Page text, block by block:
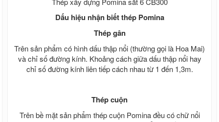
Giá tấm xi măng cemboard Thái Lan
Báo giá thi công tấm Cemboard TPHCM
Giá tấm xi măng Cemboard Duraflex
1m22* 2m44, 1m* 2m
Tấm cemboard Việt Nam
Giá tấm xi măng Thái Lan SCG nhập
Sale Tấm cemboard Thái Lan SCG
Dấu hiệu nhận biết thép Pomina
Thép gân
Trên sản phẩm có hình dấu thập nổi (thường gọi là Hoa Mai)
và chỉ số đường kính. Khoảng cách giữa dấu thập nổi hay
chỉ số đường kính liên tiếp cách nhau từ 1 đến 1,3m.
Thép cuộn
Trên bề mặt sản phẩm thép cuộn Pomina đều có chữ nổi